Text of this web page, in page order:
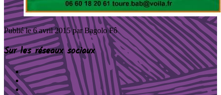
Publié le6 avril 2015par Bagolo Fô
Sur les réseaux sociaux